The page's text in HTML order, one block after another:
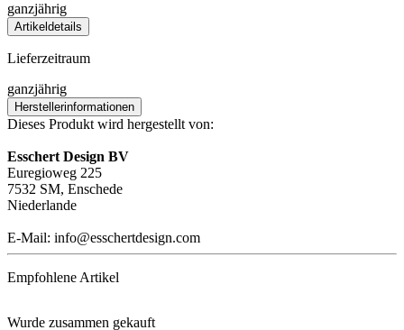
ganzjährig
Artikeldetails
Lieferzeitraum
ganzjährig
Herstellerinformationen
Dieses Produkt wird hergestellt von:
Esschert Design BV
Euregioweg 225
7532 SM, Enschede
Niederlande
E-Mail: info@esschertdesign.com
Empfohlene Artikel
Wurde zusammen gekauft